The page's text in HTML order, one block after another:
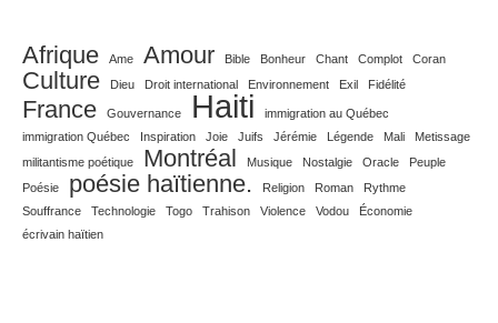
Afrique Ame Amour Bible Bonheur Chant Complot Coran
Culture Dieu Droit international Environnement Exil Fidélité
France Gouvernance Haiti
immigration au Québec
immigration Québec
Inspiration Joie Juifs Jérémie Légende Mali
Metissage
militantisme poétique
Montréal Musique Nostalgie Oracle
Peuple
Poésie
poésie haïtienne. Religion Roman
Rythme
Souffrance
Technologie Togo Trahison Violence Vodou
Économie
écrivain haïtien